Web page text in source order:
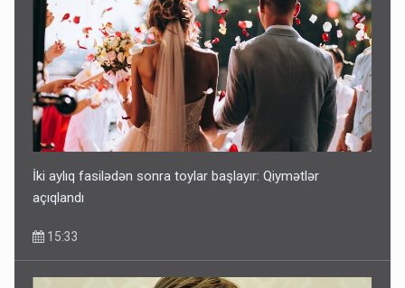
İki aylıq fasilədən sonra toylar başlayır: Qiymətlər
açıqlandı
15:33